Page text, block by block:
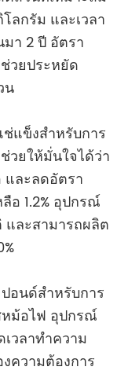
ลกรัม และเวลา
า 2 ปี อัตรา
วยประหยัด
น
แข็งสำหรับการ
วยให้มั่นใจได้ว่า
และลดอัตรา
อ 1.2% อุปกรณ์
ละสามารถผลิต
อนด์สำหรับการ
หม้อไฟ อุปกรณ์
วลาทำความ
ความต้องการ